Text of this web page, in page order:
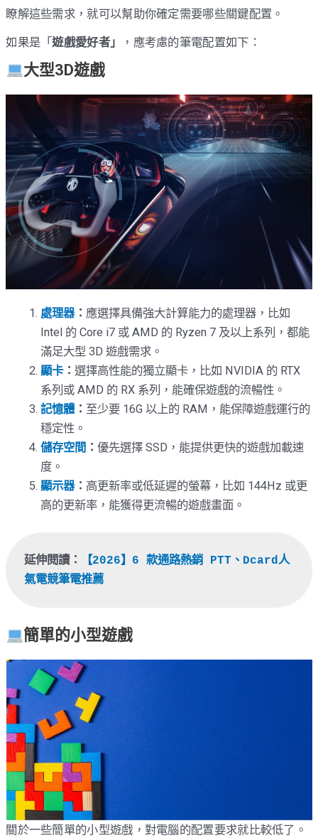
瞭解這些需求，就可以幫助你確定需要哪些關鍵配置。
如果是「遊戲愛好者」 ，應考慮的筆電配置如下：
大型3D遊戲
處理器： 應選擇具備強大計算能力的處理器，比如
Intel 的 Core i7 或 AMD 的 Ryzen 7 及以上系列，都能
滿足大型 3D 遊戲需求。
顯卡：選擇高性能的獨立顯卡，比如 NVIDIA 的 RTX
系列或 AMD 的 RX 系列，能確保遊戲的流暢性。
記憶體： 至少要 16G 以上的 RAM，能保障遊戲運行的
穩定性。
儲存空間 ：優先選擇 SSD，能提供更快的遊戲加載速
度。
顯示器： 高更新率或低延遲的螢幕，比如 144Hz 或更
高的更新率，能獲得更流暢的遊戲畫面。
延伸閱讀：
【2026】6 款通路熱銷 PTT、Dcard人
氣電競筆電推薦
簡單的小型遊戲
關於一些簡單的小型遊戲，對電腦的配置要求就比較低了。